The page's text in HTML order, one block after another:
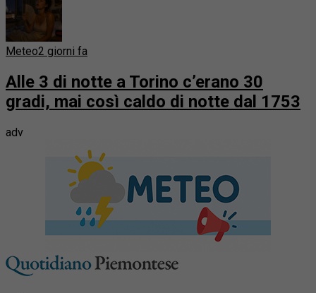
Meteo2 giorni fa
Alle 3 di notte a Torino c’erano 30
gradi, mai così caldo di notte dal 1753
adv